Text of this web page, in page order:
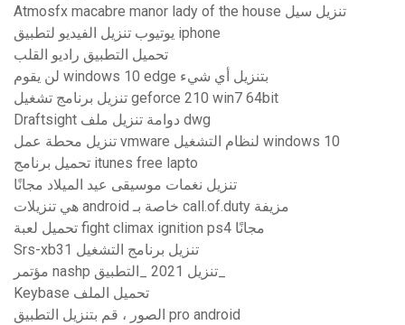
Atmosfx macabre manor lady of the house تنزيل سيل
يوتيوب تنزيل الفيديو لتطبيق iphone
تحميل التطبيق راديو القلب
لن يقوم windows 10 edge بتنزيل أي شيء
تنزيل برنامج تشغيل geforce 210 win7 64bit
Draftsight دوامة تنزيل ملف dwg
تنزيل محطة عمل vmware لنظام التشغيل windows 10
تحميل برنامج itunes free lapto
تنزيل نغمات موسيقى عيد الميلاد مجانًا
هي تنزيلات android خاصة بـ call.of.duty مزيفة
تحميل لعبة fight climax ignition ps4 مجانًا
Srs-xb31 تنزيل برنامج التشغيل
Keybase تحميل الملف
الصور ، قم بتنزيل التطبيق pro android